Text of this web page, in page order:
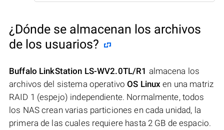
¿Dónde se almacenan los archivos
de los usuarios?
Buffalo LinkStation LS-WV2.0TL/R1 almacena los
archivos del sistema operativoOS Linux en una matriz
RAID 1 (espejo) independiente. Normalmente, todos
los NAS crean varias particiones en cada unidad, la
primera de las cuales requiere hasta 2 GB de espacio.